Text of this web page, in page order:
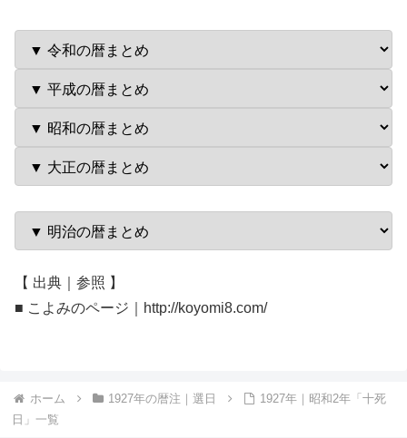
【 出典｜参照 】
■ こよみのページ｜http://koyomi8.com/
ホーム 1927年の暦注｜選日
1927年｜昭和2年「十死
日」一覧